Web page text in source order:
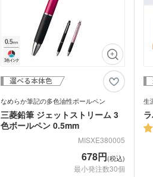
なめらか筆記の多色油性ボールペン
三菱鉛筆 ジェットストリーム 3
色ボールペン 0.5mm
MISXE380005
678円(税込)
最小発注数30個
生